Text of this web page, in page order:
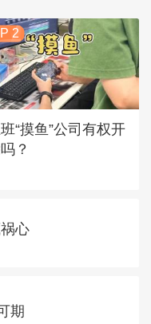
2
班“摸鱼”公司有权开
？
心
期